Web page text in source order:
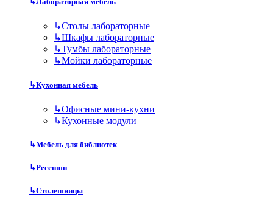
↳Столы лабораторные
↳Шкафы лабораторные
↳Тумбы лабораторные
↳Мойки лабораторные
↳Кухонная мебель
↳Офисные мини-кухни
↳Кухонные модули
↳Мебель для библиотек
↳Ресепшн
↳Столешницы